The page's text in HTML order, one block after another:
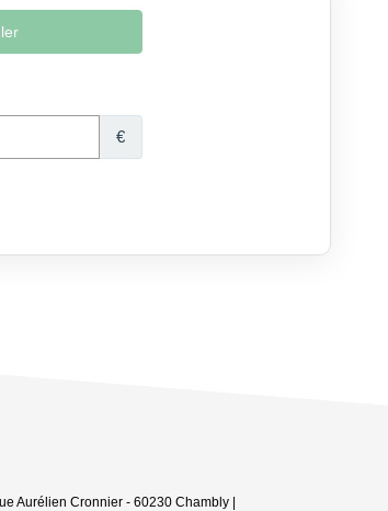
Aurélien Cronnier - 60230 Chambly |